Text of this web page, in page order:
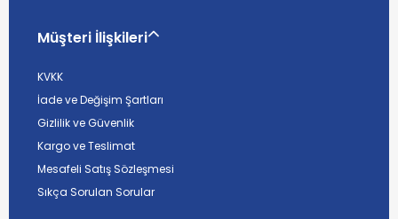
Müşteri İlişkileri
KVKK
İade ve Değişim Şartları
Gizlilik ve Güvenlik
Kargo ve Teslimat
Mesafeli Satış Sözleşmesi
Sıkça Sorulan Sorular